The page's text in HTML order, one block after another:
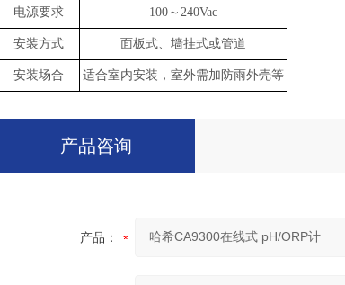
电源要求 100～ 240Vac
安装方式 面板式、 墙挂式或管道
安装场合 适合室内安装，室外需加防雨外壳等
产品咨询
产品：